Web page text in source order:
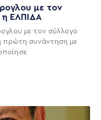
με τον
ΕΛΠΙΔΑ
με τον σύλλογο
πρώτη συνάντηση με